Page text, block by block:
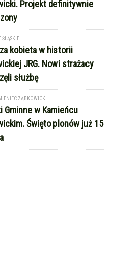
Projekt definitywnie
ŚLĄSKIE
kobieta w historii
JRG. Nowi strażacy
służbę
ZĄBKOWICKI
Gminne w Kamieńcu
Święto plonów już 15